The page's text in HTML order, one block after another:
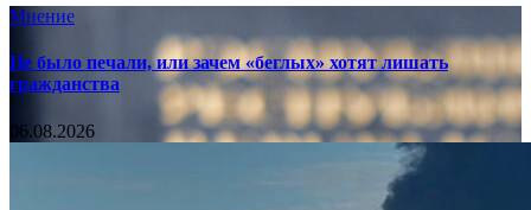
Мнение
Не было печали, или зачем «беглых» хотят лишать
гражданства
06.08.2026